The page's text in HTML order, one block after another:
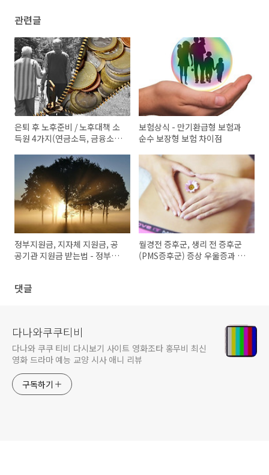
관련글
은퇴 후 노후준비 / 노후대책 소
득원 4가지(연금소득, 금융소득,
보험상식 - 만기환급형 보험과
순수 보장형 보험 차이점
정부지원금, 지자체 지원금, 공
공기관 지원금 받는법 - 정부보
월경전 증후군, 생리 전 증후군
(PMS증후군) 증상 우울증과 원
댓글
다나와쿠쿠티비
다나와 쿠쿠 티비 다시보기 사이트 영화조타 홍무비 최신
영화 드라마 예능 교양 시사 애니 리뷰
구독하기